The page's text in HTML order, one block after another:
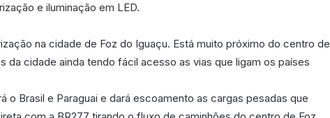
e iluminação em LED.
na cidade de Foz do Iguaçu. Está muito próximo do centro de
cidade ainda tendo fácil acesso as vias que ligam os países
o Brasil e Paraguai e dará escoamento as cargas pesadas que